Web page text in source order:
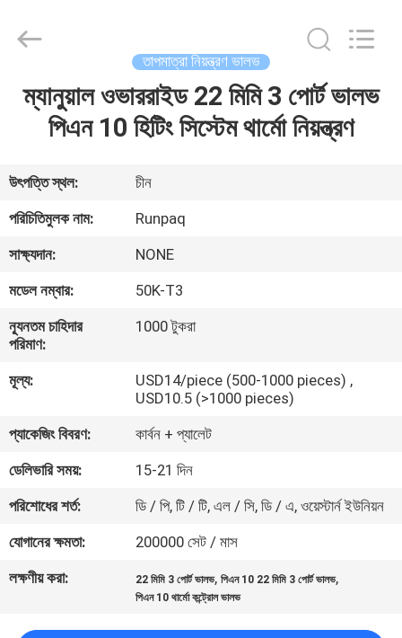
বাড়ি
আমাদের
সম্পর্কে
কারখানা
ভ্রমণ
মান
নিয়ন্ত্রণ
যোগাযোগ
করুন
খবর
উদ্ধৃতির
তাপমাত্রা নিয়ন্ত্রণ ভালভ
ম্যানুয়াল ওভাররাইড 22 মিমি 3 পোর্ট ভালভ
পিএন 10 হিটিং সিস্টেম থার্মো নিয়ন্ত্রণ
উৎপত্তি স্থল:
চীন
পরিচিতিমুলক নাম:
Runpaq
সাক্ষ্যদান:
NONE
মডেল নম্বার:
50K-T3
ন্যূনতম চাহিদার
পরিমাণ:
1000 টুকরা
মূল্য:
USD14/piece (500-1000 pieces) ,
USD10.5 (>1000 pieces)
প্যাকেজিং বিবরণ:
কার্বন + প্যালেট
ডেলিভারি সময়:
15-21 দিন
পরিশোধের শর্ত:
ডি / পি, টি / টি, এল / সি, ডি / এ, ওয়েস্টার্ন ইউনিয়ন
যোগানের ক্ষমতা:
200000 সেট / মাস
লক্ষণীয় করা:
22 মিমি 3 পোর্ট ভালভ,পিএন 10 22 মিমি 3 পোর্ট ভালভ,
পিএন 10 থার্মো কন্ট্রোল ভালভ